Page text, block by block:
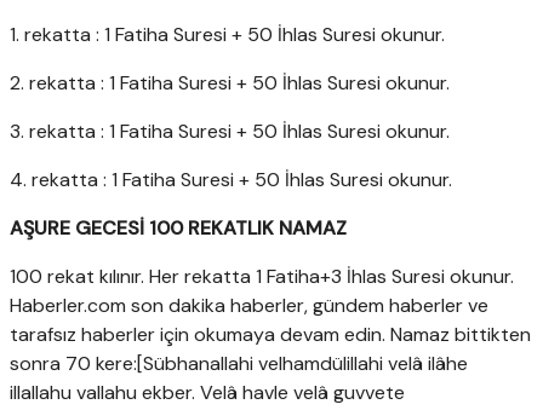
1. rekatta : 1 Fatiha Suresi + 50 İhlas Suresi okunur.
2. rekatta : 1 Fatiha Suresi + 50 İhlas Suresi okunur.
3. rekatta : 1 Fatiha Suresi + 50 İhlas Suresi okunur.
4. rekatta : 1 Fatiha Suresi + 50 İhlas Suresi okunur.
AŞURE GECESİ 100 REKATLIK NAMAZ
100 rekat kılınır. Her rekatta 1 Fatiha+3 İhlas Suresi okunur.
Haberler.com son dakika haberler, gündem haberler ve
tarafsız haberler için okumaya devam edin. Namaz bittikten
sonra 70 kere:[Sübhanallahi velhamdülillahi velâ ilâhe
illallahu vallahu ekber. Velâ havle velâ guvvete